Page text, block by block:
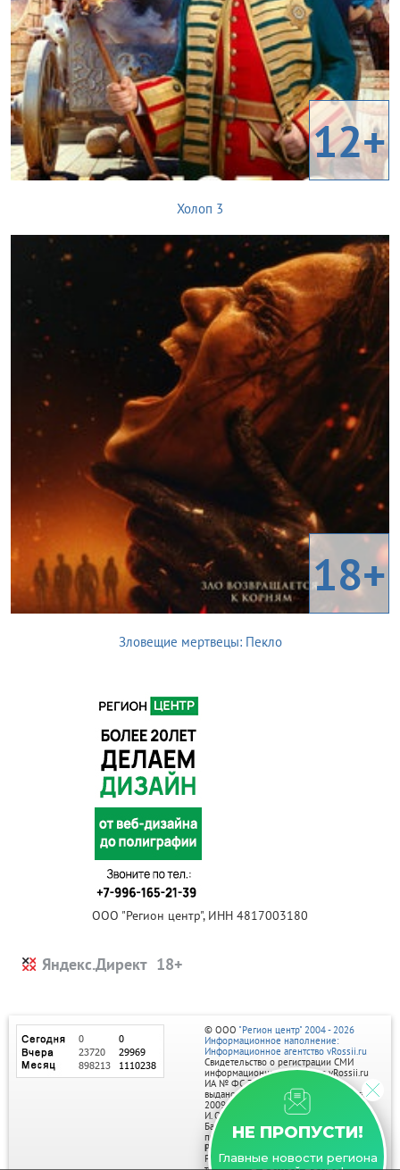
12+
Холоп 3
18+
Зловещие мертвецы: Пекло
ООО "Регион центр", ИНН 4817003180
Яндекс.Директ
НЕ ПРОПУСТИ!
Главные новости региона
© ООО "Регион центр" 2004 - 2026
Информационное наполнение:
Информационное агентство vRossii.ru
Свидетельство о регистрации СМИ
информационного агентства vRossii.ru
ИА № ФС 77‑35502
выдано РОСКОМНАДЗОРом 04 марта
2009г.
И. О. Главного редактора Нарыков А. Н.
Баннеры на портале размещаются на
правах рекламы.
Реклама на портале:
Рекламное агентство "Умный маркетинг"